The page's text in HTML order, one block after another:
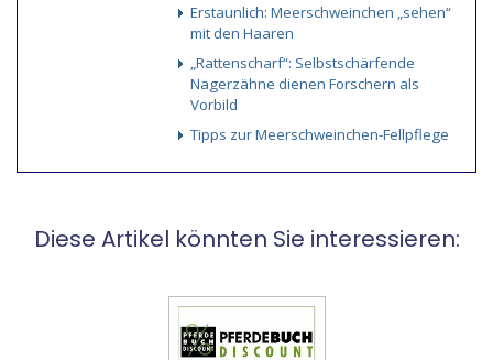
Erstaunlich: Meerschweinchen „sehen“
mit den Haaren
„Rattenscharf“: Selbstschärfende
Nagerzähne dienen Forschern als
Vorbild
Tipps zur Meerschweinchen-Fellpflege
Diese Artikel könnten Sie interessieren: